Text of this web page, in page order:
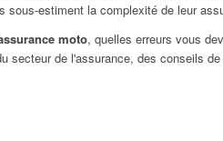
estiment la complexité de leur
moto, quelles erreurs vous
secteur de l'assurance, des conseils